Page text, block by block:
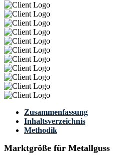
Zusammenfassung
Inhaltsverzeichnis
Methodik
Marktgröße für Metallguss